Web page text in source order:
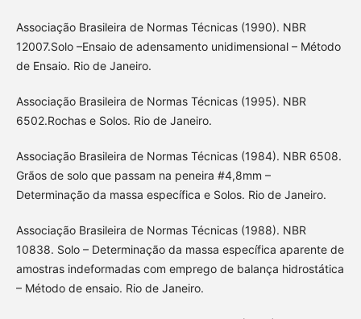
Associação Brasileira de Normas Técnicas (1990). NBR
12007.Solo –Ensaio de adensamento unidimensional – Método
de Ensaio. Rio de Janeiro.
Associação Brasileira de Normas Técnicas (1995). NBR
6502.Rochas e Solos. Rio de Janeiro.
Associação Brasileira de Normas Técnicas (1984). NBR 6508.
Grãos de solo que passam na peneira #4,8mm –
Determinação da massa específica e Solos. Rio de Janeiro.
Associação Brasileira de Normas Técnicas (1988). NBR
10838. Solo – Determinação da massa específica aparente de
amostras indeformadas com emprego de balança hidrostática
– Método de ensaio. Rio de Janeiro.